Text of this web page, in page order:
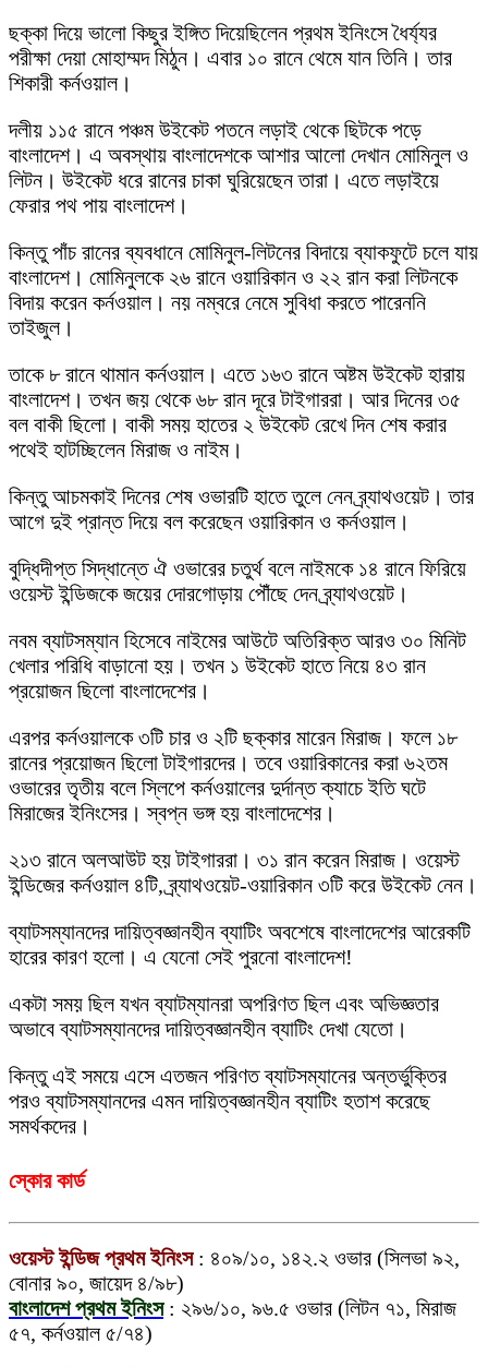
ছক্কা দিয়ে ভালো কিছুর ইঙ্গিত দিয়েছিলেন প্রথম ইনিংসে ধৈর্য্যর
পরীক্ষা দেয়া মোহাম্মদ মিঠুন। এবার ১০ রানে থেমে যান তিনি। তার
শিকারী কর্নওয়াল।
দলীয় ১১৫ রানে পঞ্চম উইকেট পতনে লড়াই থেকে ছিটকে পড়ে
বাংলাদেশ। এ অবস্থায় বাংলাদেশকে আশার আলো দেখান মোমিনুল ও
লিটন। উইকেট ধরে রানের চাকা ঘুরিয়েছেন তারা। এতে লড়াইয়ে
ফেরার পথ পায় বাংলাদেশ।
কিন্তু পাঁচ রানের ব্যবধানে মোমিনুল-লিটনের বিদায়ে ব্যাকফুটে চলে যায়
বাংলাদেশ। মোমিনুলকে ২৬ রানে ওয়ারিকান ও ২২ রান করা লিটনকে
বিদায় করেন কর্নওয়াল। নয় নম্বরে নেমে সুবিধা করতে পারেননি
তাইজুল।
তাকে ৮ রানে থামান কর্নওয়াল। এতে ১৬৩ রানে অষ্টম উইকেট হারায়
বাংলাদেশ। তখন জয় থেকে ৬৮ রান দূরে টাইগাররা। আর দিনের ৩৫
বল বাকী ছিলো। বাকী সময় হাতের ২ উইকেট রেখে দিন শেষ করার
পথেই হাটচ্ছিলেন মিরাজ ও নাইম।
কিন্তু আচমকাই দিনের শেষ ওভারটি হাতে তুলে নেন ব্র্যাথওয়েট। তার
আগে দুই প্রান্ত দিয়ে বল করেছেন ওয়ারিকান ও কর্নওয়াল।
বুদ্ধিদীপ্ত সিদ্ধান্তে ঐ ওভারের চতুর্থ বলে নাইমকে ১৪ রানে ফিরিয়ে
ওয়েস্ট ইন্ডিজকে জয়ের দোরগোড়ায় পৌঁছে দেন ব্র্যাথওয়েট।
নবম ব্যাটসম্যান হিসেবে নাইমের আউটে অতিরিক্ত আরও ৩০ মিনিট
খেলার পরিধি বাড়ানো হয়। তখন ১ উইকেট হাতে নিয়ে ৪৩ রান
প্রয়োজন ছিলো বাংলাদেশের।
এরপর কর্নওয়ালকে ৩টি চার ও ২টি ছক্কার মারেন মিরাজ। ফলে ১৮
রানের প্রয়োজন ছিলো টাইগারদের। তবে ওয়ারিকানের করা ৬২তম
ওভারের তৃতীয় বলে স্লিপে কর্নওয়ালের দুর্দান্ত ক্যাচে ইতি ঘটে
মিরাজের ইনিংসের। স্বপ্ন ভঙ্গ হয় বাংলাদেশের।
২১৩ রানে অলআউট হয় টাইগাররা। ৩১ রান করেন মিরাজ। ওয়েস্ট
ইন্ডিজের কর্নওয়াল ৪টি, ব্র্যাথওয়েট-ওয়ারিকান ৩টি করে উইকেট নেন।
ব্যাটসম্যানদের দায়িত্বজ্ঞানহীন ব্যাটিং অবশেষে বাংলাদেশের আরেকটি
হারের কারণ হলো। এ যেনো সেই পুরনো বাংলাদেশ!
একটা সময় ছিল যখন ব্যাটম্যানরা অপরিণত ছিল এবং অভিজ্ঞতার
অভাবে ব্যাটসম্যানদের দায়িত্বজ্ঞানহীন ব্যাটিং দেখা যেতো।
কিন্তু এই সময়ে এসে এতজন পরিণত ব্যাটসম্যানের অন্তর্ভুক্তির
পরও ব্যাটসম্যানদের এমন দায়িত্বজ্ঞানহীন ব্যাটিং হতাশ করেছে
সমর্থকদের।
স্কোর কার্ড
ওয়েস্ট ইন্ডিজ প্রথম ইনিংস: ৪০৯/১০, ১৪২.২ ওভার (সিলভা ৯২,
বোনার ৯০, জায়েদ ৪/৯৮)
বাংলাদেশ প্রথম ইনিংস: ২৯৬/১০, ৯৬.৫ ওভার (লিটন ৭১, মিরাজ
৫৭, কর্নওয়াল ৫/৭৪)